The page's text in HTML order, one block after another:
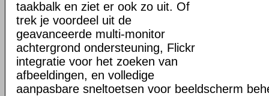
taakbalk en ziet er ook zo uit. Of
trek je voordeel uit de
geavanceerde multi-monitor
achtergrond ondersteuning, Flickr
integratie voor het zoeken van
afbeeldingen, en volledige
aanpasbare sneltoetsen voor beeldscherm